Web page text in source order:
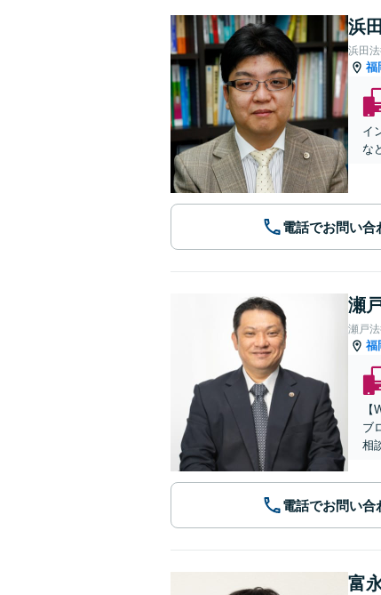
浜
浜田
福
イ
な
電話でお問い合
瀬
瀬戸
福
ブ
相
電話でお問い合
富